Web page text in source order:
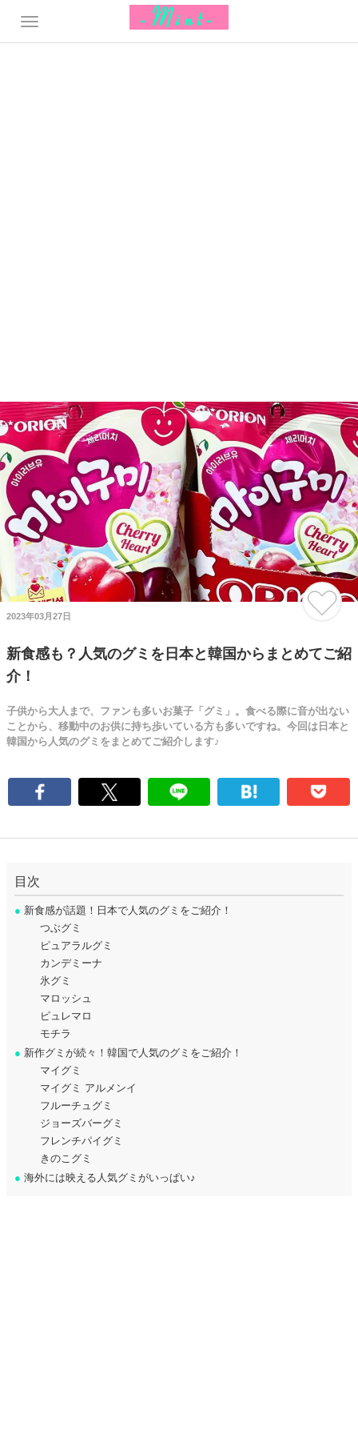
2023年03月27日
新食感も？人気のグミを日本と韓国からまとめてご紹
介！
子供から大人まで、ファンも多いお菓子「グミ」。食べる際に音が出ない
ことから、移動中のお供に持ち歩いている方も多いですね。今回は日本と
韓国から人気のグミをまとめてご紹介します♪
目次
● 新食感が話題！日本で人気のグミをご紹介！
つぶグミ
ピュアラルグミ
カンデミーナ
氷グミ
マロッシュ
ピュレマロ
モチラ
● 新作グミが続々！韓国で人気のグミをご紹介！
マイグミ
マイグミ アルメンイ
フルーチュグミ
ジョーズバーグミ
フレンチパイグミ
きのこグミ
● 海外には映える人気グミがいっぱい♪